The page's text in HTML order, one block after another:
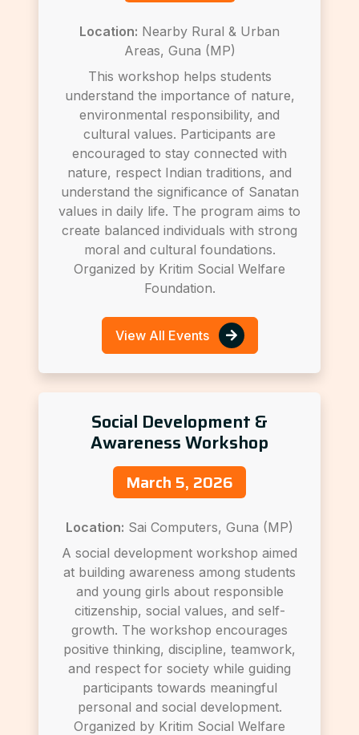
Location: Nearby Rural & Urban
Areas, Guna (MP)
This workshop helps students
understand the importance of nature,
environmental responsibility, and
cultural values. Participants are
encouraged to stay connected with
nature, respect Indian traditions, and
understand the significance of Sanatan
values in daily life. The program aims to
create balanced individuals with strong
moral and cultural foundations.
Organized by Kritim Social Welfare
Foundation.
View All Events
Social Development &
Awareness Workshop
March 5, 2026
Location: Sai Computers, Guna (MP)
A social development workshop aimed
at building awareness among students
and young girls about responsible
citizenship, social values, and self-
growth. The workshop encourages
positive thinking, discipline, teamwork,
and respect for society while guiding
participants towards meaningful
personal and social development.
Organized by Kritim Social Welfare